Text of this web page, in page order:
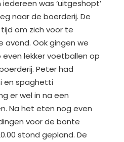
was ‘uitgeshopt’
naar de boerderij. De
om zich voor te
Ook gingen we
lekker voetballen op
Peter had
en spaghetti
er wel in na een
Na het eten nog even
voor de bonte
stond gepland. De